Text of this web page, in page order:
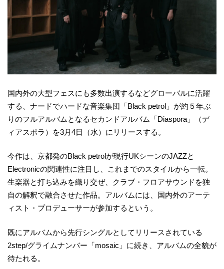
国内外の大型フェスにも多数出演するなどグローバルに活躍
する、ナードでハードな音楽集団「Black petrol」が約５年ぶ
りのフルアルバムとなるセカンドアルバム「Diaspora」（デ
ィアスポラ）を3月4日（水）にリリースする。
今作は、京都発のBlack petrolが現行UKシーンのJAZZと
Electronicの関連性に注目し、これまでのスタイルから一転。
生楽器と打ち込みを織り交ぜ、クラブ・フロアサウンドを独
自の解釈で融合させた作品。アルバムには、国内外のアーテ
ィスト・プロデューサーが参加するという。
既にアルバムから先行シングルとしてリリースされている
2step/グライムナンバー「mosaic」に続き、アルバムの全貌が
待たれる。